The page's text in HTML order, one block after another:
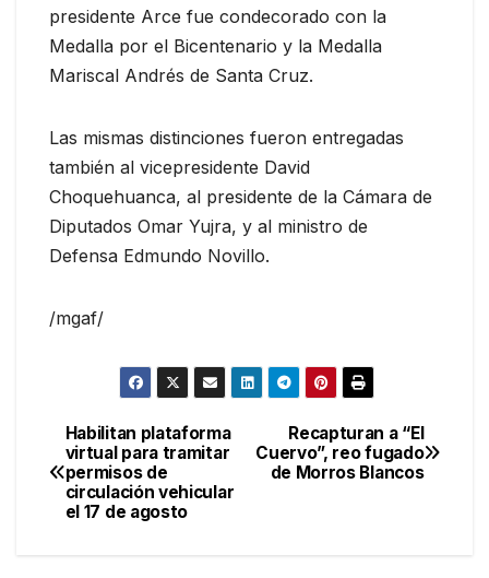
presidente Arce fue condecorado con la
Medalla por el Bicentenario y la Medalla
Mariscal Andrés de Santa Cruz.
Las mismas distinciones fueron entregadas
también al vicepresidente David
Choquehuanca, al presidente de la Cámara de
Diputados Omar Yujra, y al ministro de
Defensa Edmundo Novillo.
/mgaf/
Navegación
de
entradas
Recapturan a “El
Cuervo”, reo fugado
de Morros Blancos
Habilitan plataforma
virtual para tramitar
permisos de
circulación vehicular
el 17 de agosto